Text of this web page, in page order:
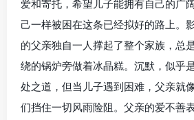
爱和寄托，希望儿子能拥有自己的广
己一样被困在这条已经拟好的路上。
的父亲独自一人撑起了整个家族，总
绕的锅炉旁做着冰晶糕。沉默，似乎
处之道，但当儿子遇到困难，父亲就
们挡住一切风雨险阻。父亲的爱不善